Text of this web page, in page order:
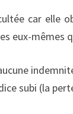
S
C
A
V
A
car elle
eux-mêmes
subi (la